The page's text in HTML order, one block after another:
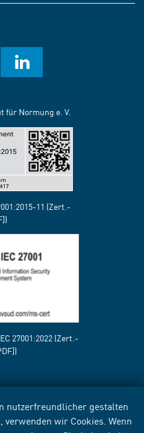
nutzerfreundlicher gestalten
wir Cookies. Wenn
für Normung e. V.
11 (Zert.-
27001:2022 (Zert.-